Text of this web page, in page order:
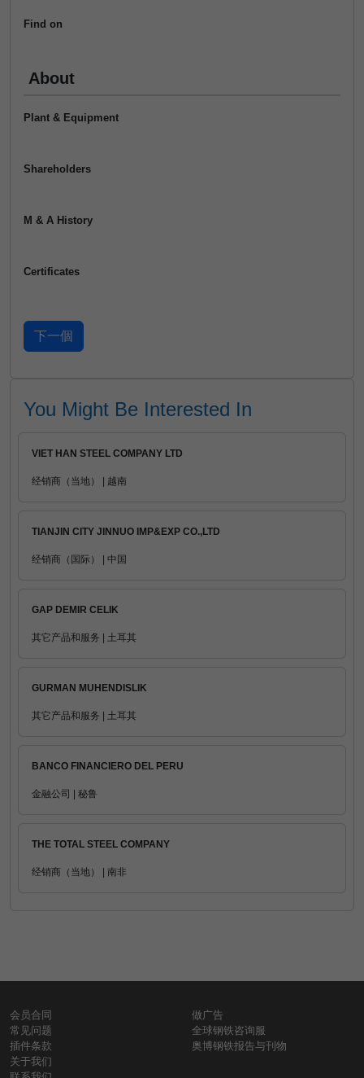
Find on
About
Plant & Equipment
Shareholders
M & A History
Certificates
You Might Be Interested In
VIET HAN STEEL COMPANY LTD
经销商（当地） | 越南
TIANJIN CITY JINNUO IMP&EXP CO.,LTD
经销商（国际） | 中国
GAP DEMIR CELIK
其它产品和服务 | 土耳其
GURMAN MUHENDISLIK
其它产品和服务 | 土耳其
BANCO FINANCIERO DEL PERU
金融公司 | 秘鲁
THE TOTAL STEEL COMPANY
经销商（当地） | 南非
会员合同
常见问题
插件条款
关于我们
做广告
全球钢铁咨询服
奥博钢铁报告与刊物